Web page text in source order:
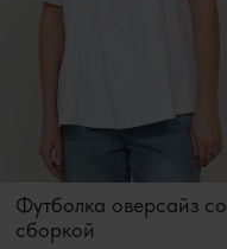
Футболка оверсайз со
сборкой